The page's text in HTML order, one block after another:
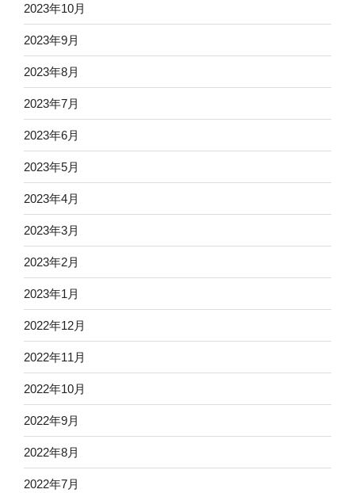
2023年10月
2023年9月
2023年8月
2023年7月
2023年6月
2023年5月
2023年4月
2023年3月
2023年2月
2023年1月
2022年12月
2022年11月
2022年10月
2022年9月
2022年8月
2022年7月